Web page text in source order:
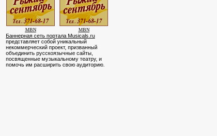
MBN MBN
Баннерная сеть портала Musicals.ru
представляет собой уникальный
некоммерческий проект, призванный
объединить русскоязычные сайты,
посвященные музыкальному театру, и
помочь им расширить свою аудиторию.